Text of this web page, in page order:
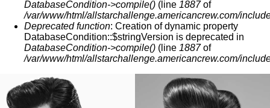
DatabaseCondition->compile() (line 1887of
/var/www/html/allstarchallenge.americancrew.com/
Deprecated function: Creation of dynamic property
DatabaseCondition::$stringVersion is deprecated in
DatabaseCondition->compile() (line 1887of
/var/www/html/allstarchallenge.americancrew.com/